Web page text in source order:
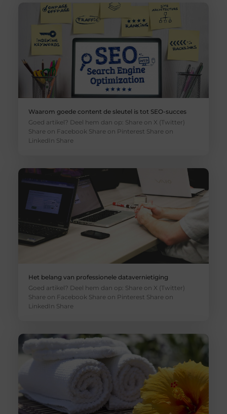
Waarom goede content de sleutel is tot SEO-succes
Goed artikel? Deel hem dan op: Share on X (Twitter)
Share on Facebook Share on Pinterest Share on
LinkedIn Share
Het belang van professionele datavernietiging
Goed artikel? Deel hem dan op: Share on X (Twitter)
Share on Facebook Share on Pinterest Share on
LinkedIn Share